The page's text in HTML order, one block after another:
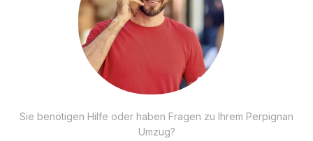
Sie benötigen Hilfe oder haben Fragen zu Ihrem Perpignan
Umzug?